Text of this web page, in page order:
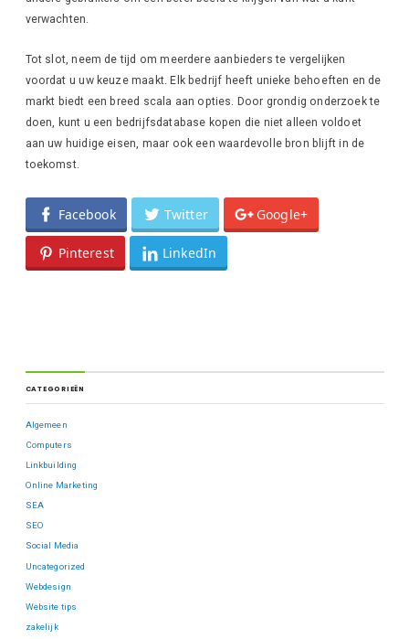
verwachten.
Tot slot, neem de tijd om meerdere aanbieders te vergelijken
voordat u uw keuze maakt. Elk bedrijf heeft unieke behoeften en de
markt biedt een breed scala aan opties. Door grondig onderzoek te
doen, kunt u een bedrijfsdatabase kopen die niet alleen voldoet
aan uw huidige eisen, maar ook een waardevolle bron blijft in de
toekomst.
Facebook Twitter Google+
Pinterest LinkedIn
CATEGORIEËN
Algemeen
Computers
Linkbuilding
Online Marketing
SEA
SEO
Social Media
Uncategorized
Webdesign
Website tips
zakelijk